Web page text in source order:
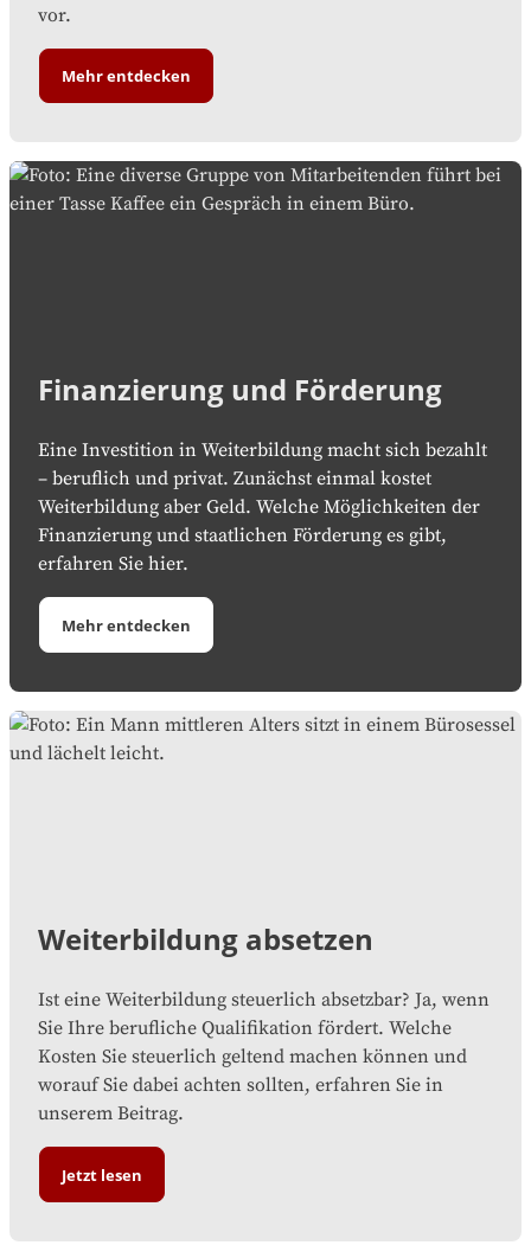
vor.
Mehr entdecken
Finanzierung und Förderung
Eine Investition in Weiterbildung macht sich bezahlt
– beruflich und privat. Zunächst einmal kostet
Weiterbildung aber Geld. Welche Möglichkeiten der
Finanzierung und staatlichen Förderung es gibt,
erfahren Sie hier.
Mehr entdecken
Weiterbildung absetzen
Ist eine Weiterbildung steuerlich absetzbar? Ja, wenn
Sie Ihre berufliche Qualifikation fördert. Welche
Kosten Sie steuerlich geltend machen können und
worauf Sie dabei achten sollten, erfahren Sie in
unserem Beitrag.
Jetzt lesen